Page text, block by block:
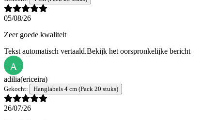
05/08/26
Zeer goede kwaliteit
Tekst automatisch vertaald.Bekijk het oorspronkelijke bericht
A
adilia(ericeira)
Gekocht: Hanglabels 4 cm (Pack 20 stuks)
26/07/26